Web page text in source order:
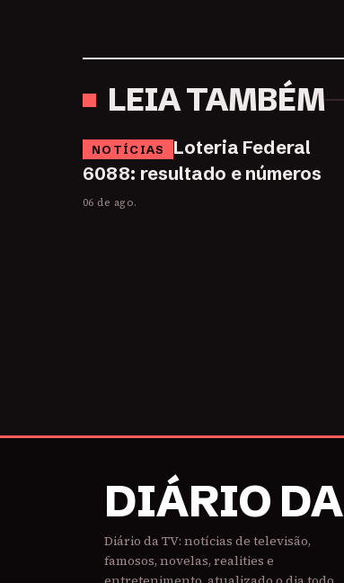
LEIA TAMBÉM
NOTÍCIAS
Loteria Federal
6088: resultado e números
06 de ago.
DIÁRIO DA
Diário da TV: notícias de televisão,
famosos, novelas, realities e